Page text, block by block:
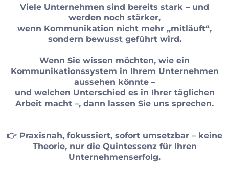
Viele Unternehmen sind bereits stark – und
werden noch stärker,
wenn Kommunikation nicht mehr „mitläuft“,
sondern bewusst geführt wird.
Wenn Sie wissen möchten, wie ein
Kommunikationssystem in Ihrem Unternehmen
aussehen könnte –
und welchen Unterschied es in Ihrer täglichen
Arbeit macht –, dann lassen Sie uns sprechen.
👉 Praxisnah, fokussiert, sofort umsetzbar – keine
Theorie, nur die Quintessenz für Ihren
Unternehmenserfolg.